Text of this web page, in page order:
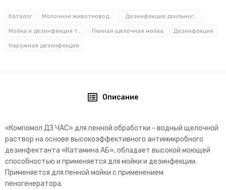
Каталог Молочное животноводство Дезинфекция доильного оборудования
Мойка и дезинфекция технологических помещений Пенная щелочная мойка Дезинфекция
Наружная дезинфекция
Описание
«Компомол ДЗ ЧАС» для пенной обработки - водный щелочной
раствор на основе высокоэффективного антимикробного
дезинфектанта «Катамина АБ», обладает высокой моющей
способностью и применяется для мойки и дезинфекции.
Применяется для пенной мойки с применением
пеногенератора.